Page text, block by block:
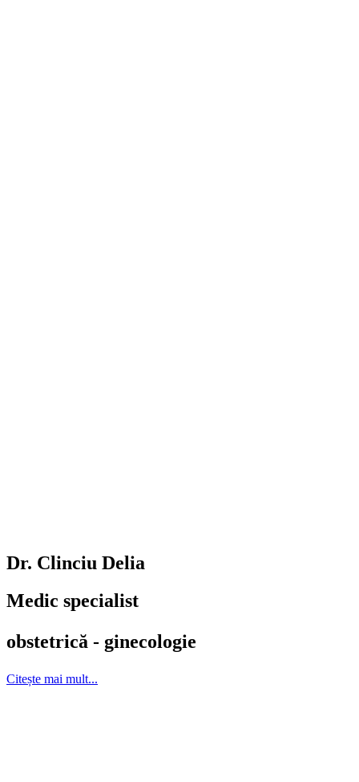
Dr. Clinciu Delia
Medic specialist
obstetrică - ginecologie​
Citește mai mult...